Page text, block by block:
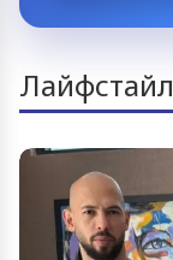
Лайфстайл